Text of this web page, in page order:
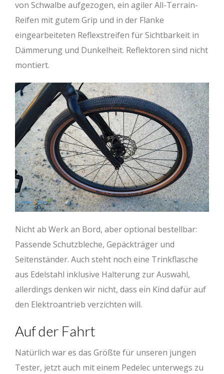
von Schwalbe aufgezogen, ein agiler All-Terrain-
Reifen mit gutem Grip und in der Flanke
eingearbeiteten Reflexstreifen für Sichtbarkeit in
Dämmerung und Dunkelheit. Reflektoren sind nicht
montiert.
Nicht ab Werk an Bord, aber optional bestellbar:
Passende Schutzbleche, Gepäckträger und
Seitenständer. Auch steht noch eine Trinkflasche
aus Edelstahl inklusive Halterung zur Auswahl,
allerdings denken wir nicht, dass ein Kind dafür auf
den Elektroantrieb verzichten will.
Auf der Fahrt
Natürlich war es das Größte für unseren jungen
Tester, jetzt auch mit einem Pedelec unterwegs zu